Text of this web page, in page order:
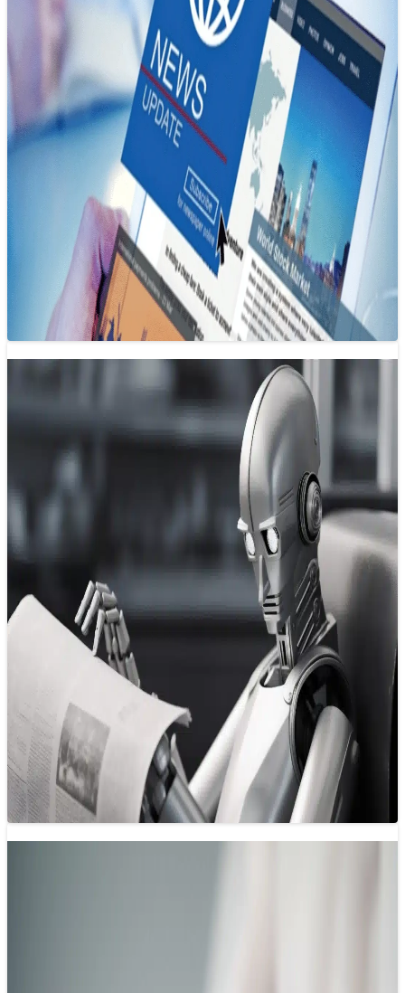
Xây dựng hệ sinh thái báo chí đa nền
tảng trong kỷ nguyên số
31/05/2025 17:36
Xây dựng hệ sinh thái báo chí nội dung đa nền tảng không
chỉ là xu hướng mà còn là nhu cầu cấp…
Bước lên “chuyến tàu AI” trước khi hết
30/05/2025 12:52
Nếu bạn là một nhà báo hoặc sinh viên báo chí, bạn đang
đứng trước một cơ hội vàng – một cơ hội…